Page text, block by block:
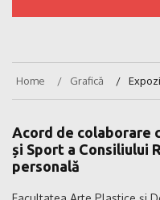
Home Grafică
Acord de colaborare
și Sport a Consiliului
personală